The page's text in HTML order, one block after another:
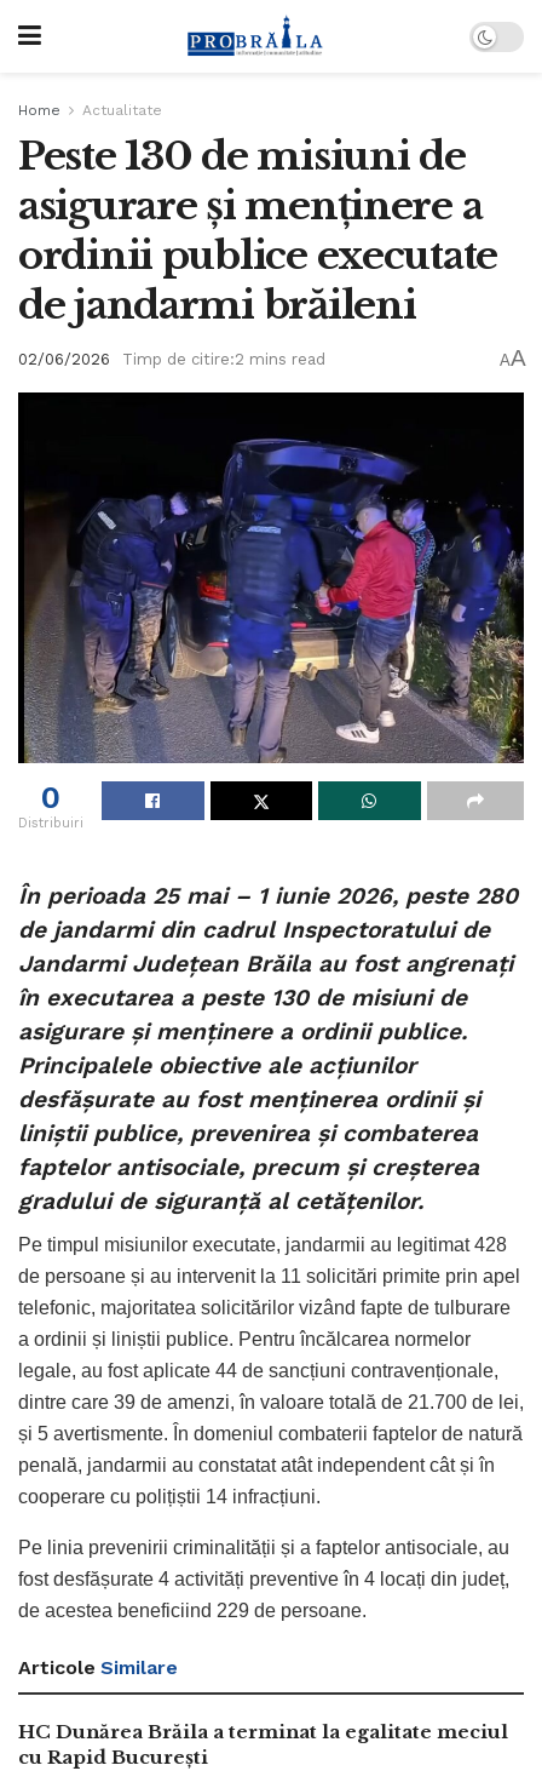
Home Actualitate
Peste 130 de misiuni de
asigurare și menținere a
ordinii publice executate
de jandarmi brăileni
02/06/2026 Timp de citire:2 mins read AA
0
Distribuiri
În perioada 25 mai – 1 iunie 2026, peste 280
de jandarmi din cadrul Inspectoratului de
Jandarmi Județean Brăila au fost angrenați
în executarea a peste 130 de misiuni de
asigurare și menținere a ordinii publice.
Principalele obiective ale acțiunilor
desfășurate au fost menținerea ordinii și
liniștii publice, prevenirea și combaterea
faptelor antisociale, precum și creșterea
gradului de siguranță al cetățenilor.
Pe timpul misiunilor executate, jandarmii au legitimat 428
de persoane și au intervenit la 11 solicitări primite prin apel
telefonic, majoritatea solicitărilor vizând fapte de tulburare
a ordinii și liniștii publice. Pentru încălcarea normelor
legale, au fost aplicate 44 de sancțiuni contravenționale,
dintre care 39 de amenzi, în valoare totală de 21.700 de lei,
și 5 avertismente. În domeniul combaterii faptelor de natură
penală, jandarmii au constatat atât independent cât și în
cooperare cu polițiștii 14 infracțiuni.
Pe linia prevenirii criminalității și a faptelor antisociale, au
fost desfășurate 4 activități preventive în 4 locați din județ,
de acestea beneficiind 229 de persoane.
Articole Similare
HC Dunărea Brăila a terminat la egalitate meciul
cu Rapid București